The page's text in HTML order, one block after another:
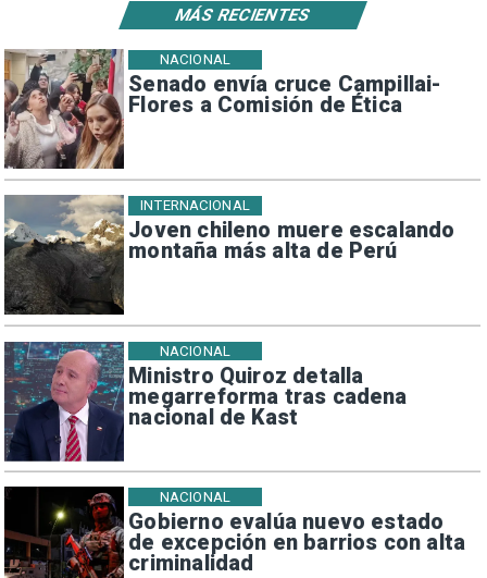
Senado envía cruce Campillai-
Flores a Comisión de Ética
NACIONAL
Joven chileno muere escalando
montaña más alta de Perú
INTERNACIONAL
Ministro Quiroz detalla
megarreforma tras cadena
nacional de Kast
NACIONAL
Gobierno evalúa nuevo estado
de excepción en barrios con alta
criminalidad
NACIONAL
MÁS RECIENTES